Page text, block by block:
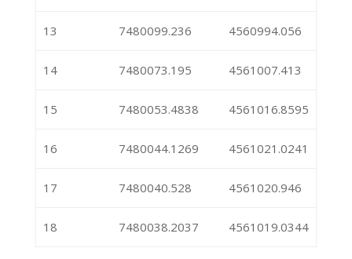
13 7480099.236 4560994.056
14 7480073.195 4561007.413
15 7480053.4838 4561016.8595
16 7480044.1269 4561021.0241
17 7480040.528 4561020.946
18 7480038.2037 4561019.0344